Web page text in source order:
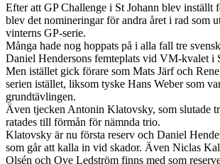
Efter att GP Challenge i St Johann blev inställt
blev det nomineringar för andra året i rad som
vinterns GP-serie.
Många hade nog hoppats på i alla fall tre
Daniel Hendersons femteplats vid VM-kvalet i
Men istället gick förare som Mats Järf och
serien istället, liksom tyske Hans Weber som
grundtävlingen.
Även tjecken Antonin Klatovsky, som slutade
ratades till förmån för nämnda trio.
Klatovsky är nu första reserv och Daniel
som går att kalla in vid skador. Även Niclas
Olsén och Ove Ledström finns med som